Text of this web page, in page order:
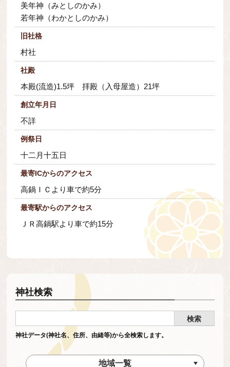
美年神（みとしのかみ）
若年神（わかとしのかみ）
旧社格
村社
社殿
本殿(流造)1.5坪 拝殿（入母屋造）21坪
創立年月日
不詳
例祭日
十二月十五日
最寄ICからのアクセス
高鍋ＩＣより車で約5分
最寄駅からのアクセス
ＪＲ高鍋駅より車で約15分
神社検索
神社データ(神社名、住所、由緒等)から全検索します。
地域一覧